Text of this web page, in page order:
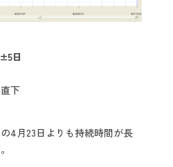
日
下
4月23日よりも持続時間が長